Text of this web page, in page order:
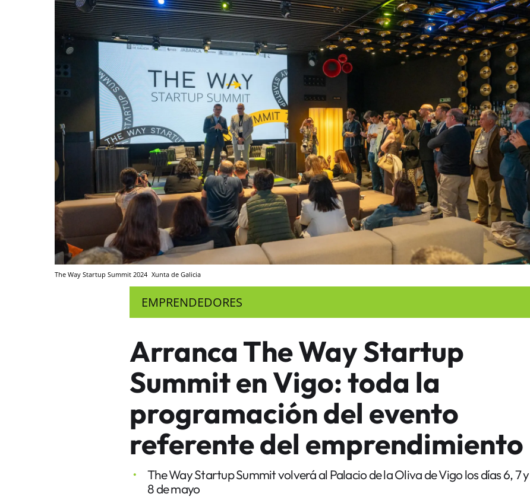
The Way Startup Summit 2024 Xunta de Galicia
EMPRENDEDORES
Arranca The Way Startup
Summit en Vigo: toda la
programación del evento
referente del emprendimiento
The Way Startup Summit volverá al Palacio de la Oliva de Vigo los días 6, 7 y
8 de mayo